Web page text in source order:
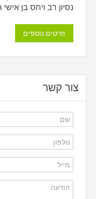
נסיון רב ויחס בן אישי
פרטים נוספים
צור קשר